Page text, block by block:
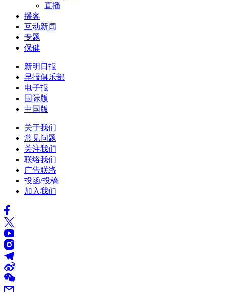
直播
播客
互动新闻
专题
保健
新明日报
早报俱乐部
电子报
国际版
中国版
关于我们
常见问题
关注我们
联络我们
广告联络
投函/投稿
加入我们